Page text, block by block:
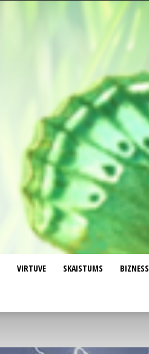
VIRTUVE SKAISTUMS BIZNESS